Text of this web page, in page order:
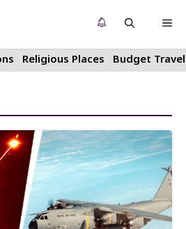
Religious Places Budget Travel